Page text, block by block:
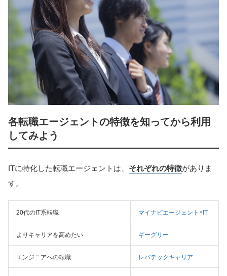
各転職エージェントの特徴を知ってから利用
してみよう
ITに特化した転職エージェントは、 それぞれの特徴がありま
す。
20代のIT系転職 マイナビエージェント×IT
よりキャリアを高めたい ギーグリー
エンジニアへの転職 レバテックキャリア